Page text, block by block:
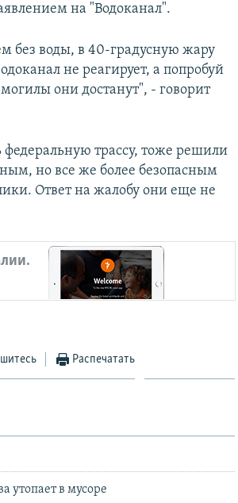
на "Водоканал".
без воды, в 40-градусную жару
не реагирует, а попробуй
они достанут", - говорит
трассу, тоже решили
но все же более безопасным
Ответ на жалобу они еще не
Распечатать
утопает в мусоре